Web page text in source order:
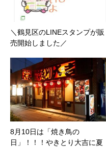
＼鶴見区のLINEスタンプが販
売開始しました／
8月10日は「焼き鳥の
日」！！！やきとり大吉に夏